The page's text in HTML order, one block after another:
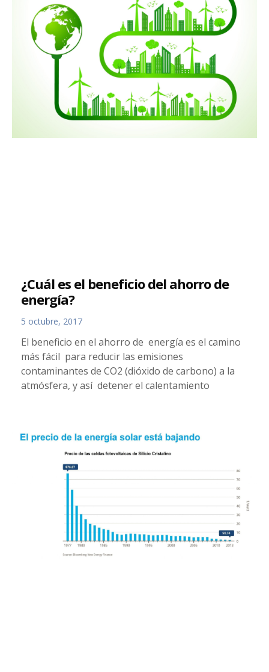
¿Cuál es el beneficio del ahorro de
energía?
5 octubre, 2017
El beneficio en el ahorro de energía es el camino
más fácil para reducir las emisiones
contaminantes de CO2 (dióxido de carbono) a la
atmósfera, y así detener el calentamiento